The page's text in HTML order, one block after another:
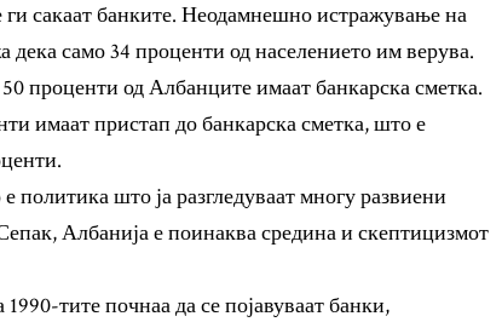
сакаат банките. Неодамнешно истражување на
само 34 проценти од населението им верува.
проценти од Албанците имаат банкарска сметка.
имаат пристап до банкарска сметка, што е
што ја разгледуваат многу развиени
Албанија е поинаква средина и скептицизмот
тите почнаа да се појавуваат банки,